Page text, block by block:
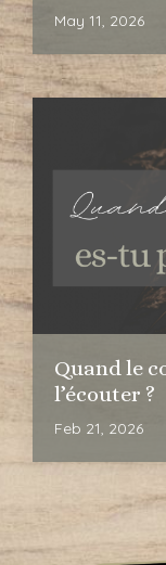
May 11, 2026
Quand le
l’écouter ?
Feb 21, 2026